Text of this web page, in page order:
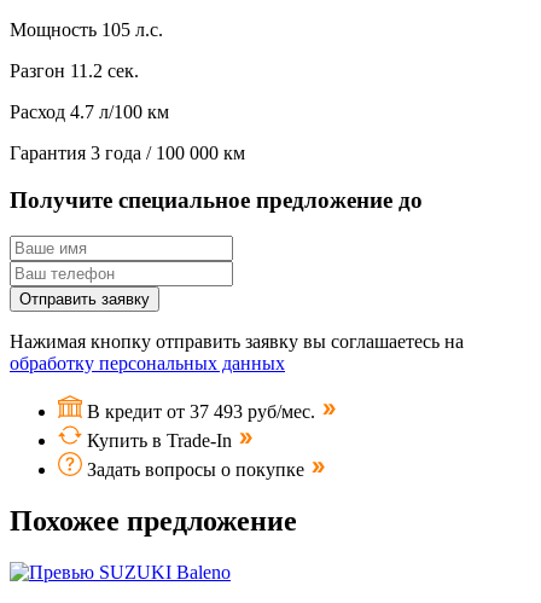
Мощность 105 л.с.
Разгон 11.2 сек.
Расход 4.7 л/100 км
Гарантия 3 года / 100 000 км
Получите специальное предложение до
Отправить заявку
Нажимая кнопку отправить заявку вы соглашаетесь на
обработку персональных данных
В кредит от 37 493 руб/мес.
Купить в Trade-In
Задать вопросы о покупке
Похожее предложение